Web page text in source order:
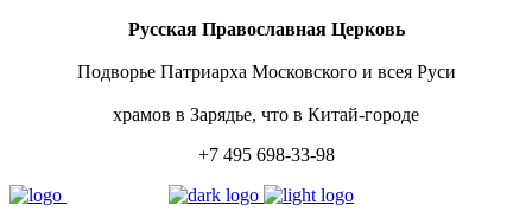
Русская Православная Церковь
Подворье Патриарха Московского и всея Руси
храмов в Зарядье, что в Китай-городе
+7 495 698-33-98